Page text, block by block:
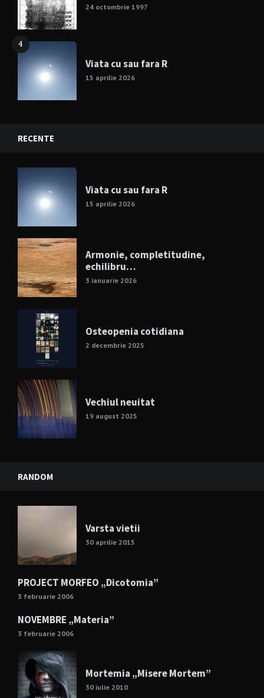
24 octombrie 1997
4
Viata cu sau fara R
15 aprilie 2026
RECENTE
Viata cu sau fara R
15 aprilie 2026
Armonie, completitudine,
echilibru…
3 ianuarie 2026
Osteopenia cotidiana
2 decembrie 2025
Vechiul neuitat
19 august 2025
RANDOM
Varsta vietii
30 aprilie 2015
PROJECT MORFEO „Dicotomia”
3 februarie 2006
NOVEMBRE „Materia”
3 februarie 2006
Mortemia „Misere Mortem”
30 iulie 2010